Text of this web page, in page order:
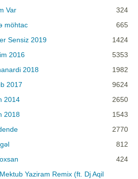
Var
324
möhtac
665
Sensiz 2019
1424
2016
5353
2018
1982
2017
9624
2014
2650
2018
1543
2770
812
424
Yaziram Remix (ft. Dj Aqil